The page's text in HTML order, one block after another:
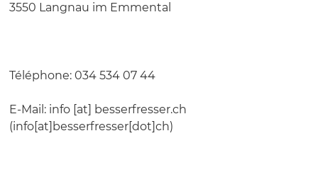
3550 Langnau im Emmental
Téléphone: 034 534 07 44
E-Mail: info [at] besserfresser.ch
(info[at]besserfresser[dot]ch)